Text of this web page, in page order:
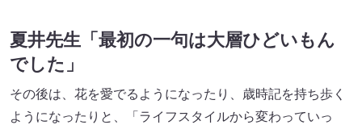
夏井先生「最初の一句は大層ひどいもん
でした」
その後は、花を愛でるようになったり、歳時記を持ち歩く
ようになったりと、「ライフスタイルから変わっていっ